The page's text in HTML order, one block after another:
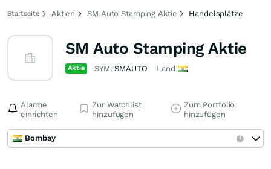
Startseite Aktien SM Auto Stamping Aktie Handelsplätze
SM Auto Stamping Aktie
Aktie SYM:SMAUTO Land
Alarme
einrichten
Zur Watchlist
hinzufügen
Zum Portfolio
hinzufügen
Bombay